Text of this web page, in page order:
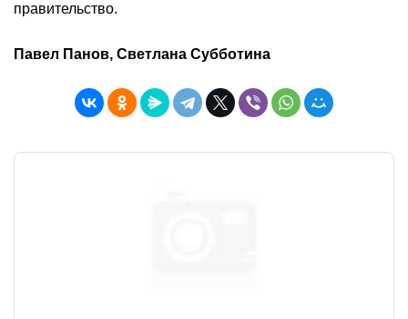
правительство.
Павел Панов, Светлана Субботина